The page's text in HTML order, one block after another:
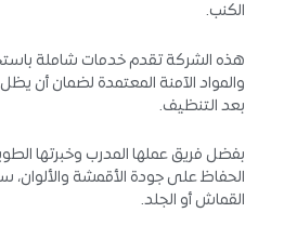
الكنب.
هذه الشركة تقدم خدمات شاملة
والمواد الآمنة المعتمدة لضمان أن
بعد التنظيف.
بفضل فريق عملها المدرب وخبرتها
الحفاظ على جودة الأقمشة والألوان،
القماش أو الجلد.